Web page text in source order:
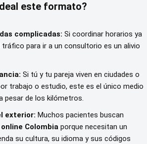
este formato?
complicadas: Si coordinar horarios ya
para ir a un consultorio es un alivio
Si tú y tu pareja viven en ciudades o
trabajo o estudio, este es el único medio
pesar de los kilómetros.
exterior: Muchos pacientes buscan
Colombia porque necesitan un
su cultura, su idioma y sus códigos